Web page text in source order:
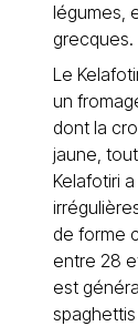
légumes,
grecques.
Le
un
dont la
jaune,
Kelafotiri
de forme
entre 28
est